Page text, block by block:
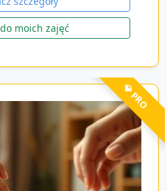
moich zajęć
💎 PRO